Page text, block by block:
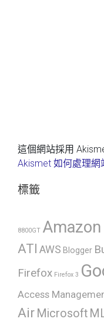
這個網站採用
Akismet 如何處理
標籤
8800GT
ATI AWS Blogger
Firefox Firefox 3
Access
Air Microsoft